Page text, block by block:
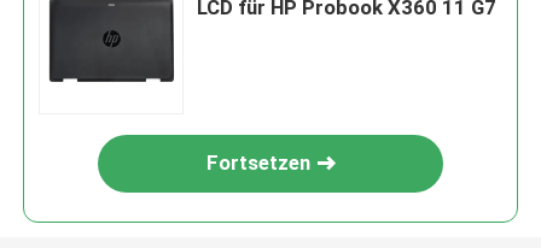
LCD für HP Probook X360 11 G7
Fortsetzen